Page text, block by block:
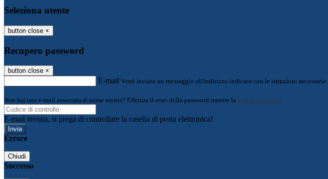
Seleziona utente
button close ×
Recupero password
button close ×
E-mail Verrà inviato un messaggio all'indirizzo indicato con le istruzioni necessarie.
Non hai una e-mail associata al nome utente? Effettua il reset della password tramite la Login Spaggiari
E-mail inviata, si prega di controllare la casella di posta elettronica!
Errore
Chiudi
Successo